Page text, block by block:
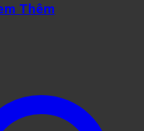
Thêm